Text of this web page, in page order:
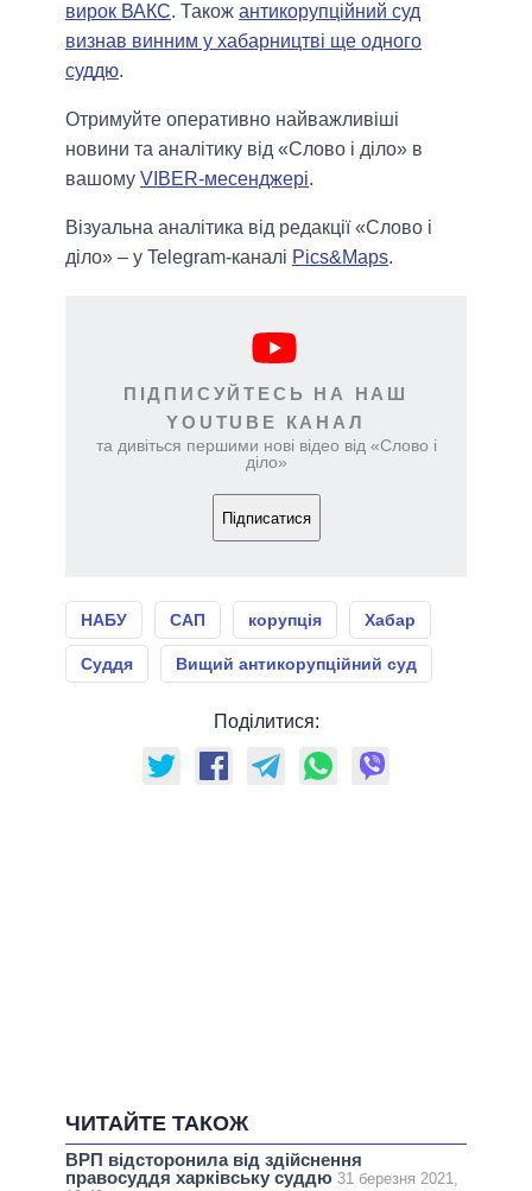
вирок ВАКС. Також антикорупційний суд
визнав винним у хабарництві ще одного
суддю.
Отримуйте оперативно найважливіші
новини та аналітику від «Слово і діло» в
вашому VIBER-месенджері.
Візуальна аналітика від редакції «Слово і
діло» – у Telegram-каналі Pics&Maps.
ПІДПИСУЙТЕСЬ НА НАШ
YOUTUBE КАНАЛ
та дивіться першими нові відео від «Слово і
діло»
Підписатися
НАБУ САП корупція Хабар
Суддя Вищий антикорупційний суд
Поділитися:
ЧИТАЙТЕ ТАКОЖ
ВРП відсторонила від здійснення
правосуддя харківську суддю 31 березня 2021,